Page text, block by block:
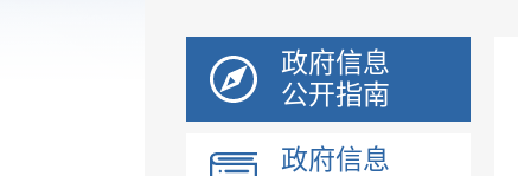
政府信息
公开指南
政府信息